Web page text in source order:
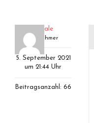
westfale
Teilnehmer
5. September 2021
um 21:44 Uhr
Beitragsanzahl: 66